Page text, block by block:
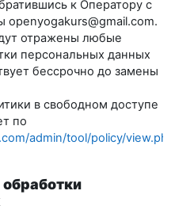
к Оператору с
openyogakurs@gmail.com.
отражены любые
персональных данных
бессрочно до замены
в свободном доступе
по
admin/tool/policy/